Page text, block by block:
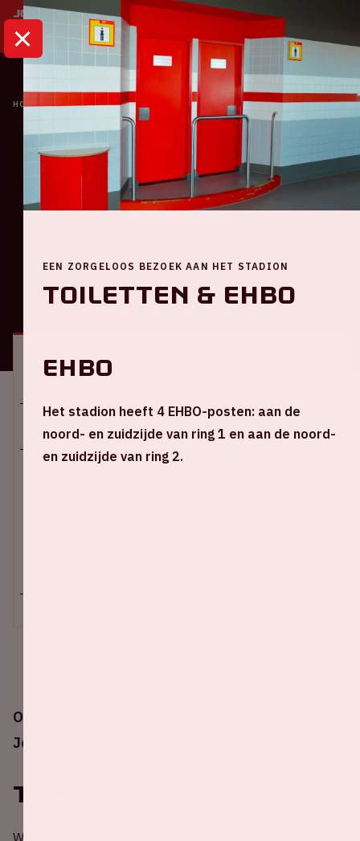
HOME KALENDER AJAX - GO AHEAD EAGLES
Eredivisie
Ajax - Go Ahead
Eagles
Zaterdag 17 januari 2026
Op zaterdag 17 januari 2026 speelt Ajax in de
Johan Cruijff ArenA tegen Go Ahead Eagles.
Tickets
Wil je aanwezig zijn bij een thuiswedstrijd van Ajax? Je
Locatie en tijd
Za 17 januari 2026
EEN ZORGELOOS BEZOEK AAN HET STADION
Toiletten & EHBO
EHBO
Het stadion heeft 4 EHBO-posten: aan de
noord- en zuidzijde van ring 1 en aan de noord-
en zuidzijde van ring 2.